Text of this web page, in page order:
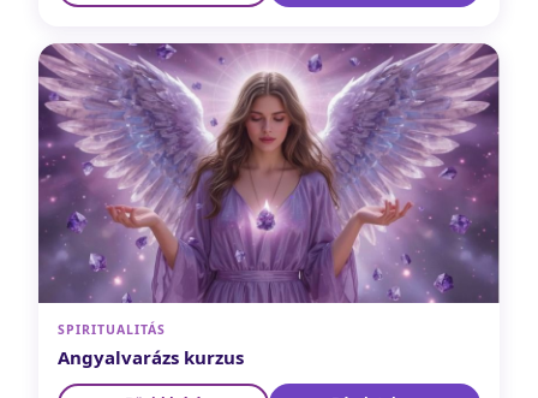
belső munkát. Megismered az angyali világ működését, és
életedben — imák, meditációk és angyali rituálék
segítségével, szeretetteljes keretek között.
SPIRITUALITÁS
Angyalvarázs kurzus